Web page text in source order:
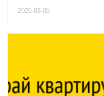
2026-08-05